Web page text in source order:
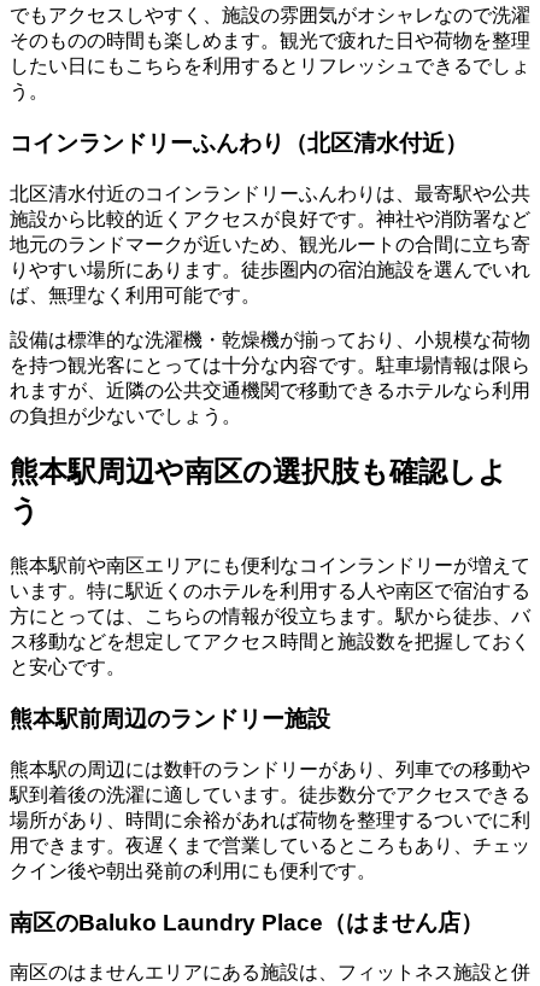
でもアクセスしやすく、施設の雰囲気がオシャレなので洗濯
そのものの時間も楽しめます。観光で疲れた日や荷物を整理
したい日にもこちらを利用するとリフレッシュできるでしょ
う。
コインランドリーふんわり（北区清水付近）
北区清水付近のコインランドリーふんわりは、最寄駅や公共
施設から比較的近くアクセスが良好です。神社や消防署など
地元のランドマークが近いため、観光ルートの合間に立ち寄
りやすい場所にあります。徒歩圏内の宿泊施設を選んでいれ
ば、無理なく利用可能です。
設備は標準的な洗濯機・乾燥機が揃っており、小規模な荷物
を持つ観光客にとっては十分な内容です。駐車場情報は限ら
れますが、近隣の公共交通機関で移動できるホテルなら利用
の負担が少ないでしょう。
熊本駅周辺や南区の選択肢も確認しよ
う
熊本駅前や南区エリアにも便利なコインランドリーが増えて
います。特に駅近くのホテルを利用する人や南区で宿泊する
方にとっては、こちらの情報が役立ちます。駅から徒歩、バ
ス移動などを想定してアクセス時間と施設数を把握しておく
と安心です。
熊本駅前周辺のランドリー施設
熊本駅の周辺には数軒のランドリーがあり、列車での移動や
駅到着後の洗濯に適しています。徒歩数分でアクセスできる
場所があり、時間に余裕があれば荷物を整理するついでに利
用できます。夜遅くまで営業しているところもあり、チェッ
クイン後や朝出発前の利用にも便利です。
南区のBaluko Laundry Place（はません店）
南区のはませんエリアにある施設は、フィットネス施設と併